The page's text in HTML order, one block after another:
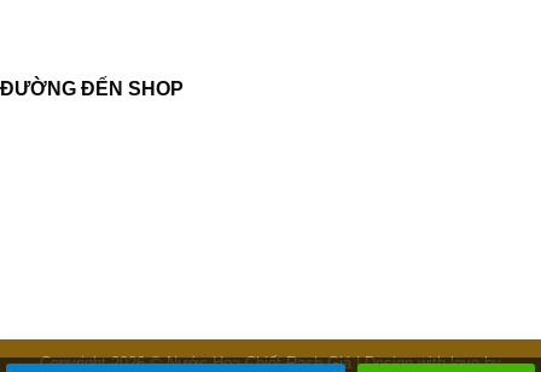
ĐƯỜNG ĐẾN SHOP
Copyright 2026 © Nước Hoa Chiết Rạch Giá | Design with love by